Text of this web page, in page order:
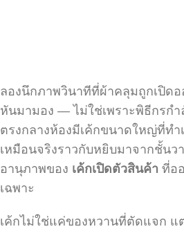
ลองนึกภาพวินาทีที่ผ้าคลุมถูกเปิด
หันมามอง — ไม่ใช่เพราะพิธีกรกำ
ตรงกลางห้องมีเค้กขนาดใหญ่ที่ท
เหมือนจริงราวกับหยิบมาจากชั้นว
อานุภาพของ เค้กเปิดตัวสินค้า ที่อ
เฉพาะ
เค้กไม่ใช่แค่ของหวานที่ตัดแจก